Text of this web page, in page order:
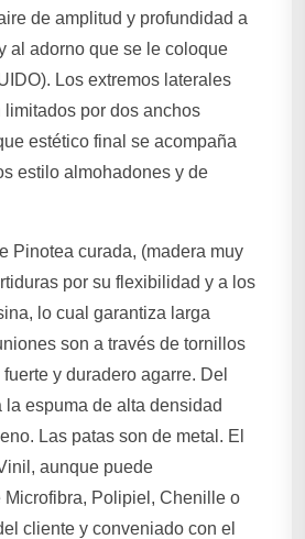
de amplitud y profundidad a
al adorno que se le coloque
Los extremos laterales
por dos anchos
estético final se acompaña
estilo almohadones y de
Pinotea curada, (madera muy
por su flexibilidad y a los
lo cual garantiza larga
son a través de tornillos
y duradero agarre. Del
la espuma de alta densidad
Las patas son de metal. El
aunque puede
Microfibra, Polipiel, Chenille o
cliente y conveniado con el